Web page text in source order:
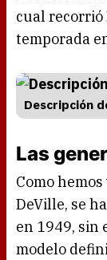
cual recorrió
temporada
Descripción
Las
Como
DeVille, se
en 1949, sin
modelo